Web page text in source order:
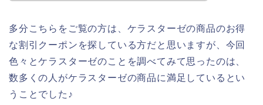
多分こちらをご覧の方は、ケラスターゼの商品のお得
な割引クーポンを探している方だと思いますが、今回
色々とケラスターゼのことを調べてみて思ったのは、
数多くの人がケラスターゼの商品に満足しているとい
うことでした♪